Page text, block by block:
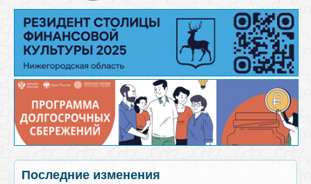
Последние изменения